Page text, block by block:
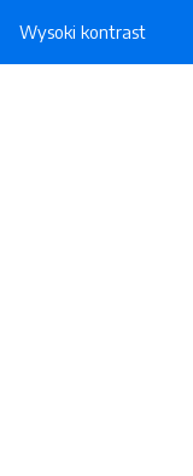
Wysoki kontrast